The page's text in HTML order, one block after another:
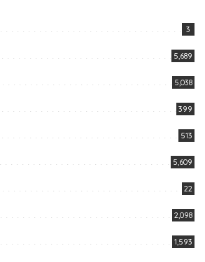
3
5,689
5,038
399
513
5,609
22
2,098
1,593